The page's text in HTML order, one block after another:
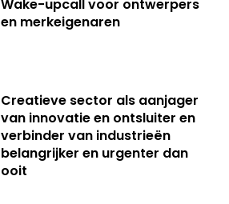
Wake-upcall voor ontwerpers
en merkeigenaren
Creatieve sector als aanjager
van innovatie en ontsluiter en
verbinder van industrieën
belangrijker en urgenter dan
ooit